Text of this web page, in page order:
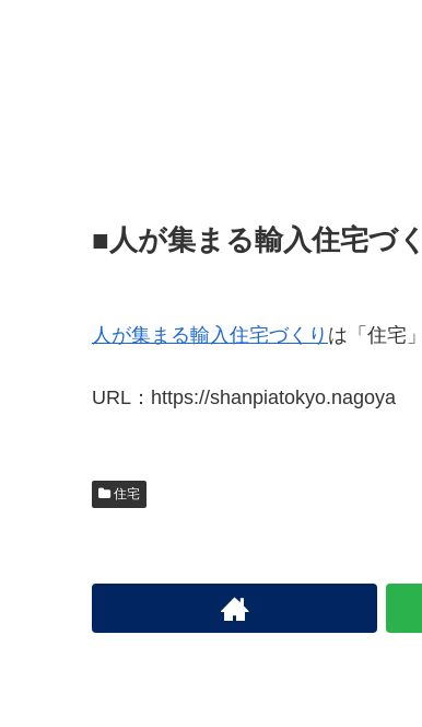
■人が集まる輸入住宅づ
人が集まる輸入住宅づくり は「住宅
URL：https://shanpiatokyo.nagoya
住宅